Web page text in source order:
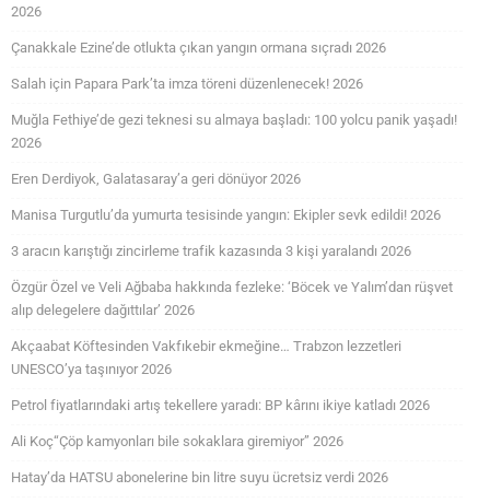
2026
Çanakkale Ezine’de otlukta çıkan yangın ormana sıçradı 2026
Salah için Papara Park’ta imza töreni düzenlenecek! 2026
Muğla Fethiye’de gezi teknesi su almaya başladı: 100 yolcu panik yaşadı!
2026
Eren Derdiyok, Galatasaray’a geri dönüyor 2026
Manisa Turgutlu’da yumurta tesisinde yangın: Ekipler sevk edildi! 2026
3 aracın karıştığı zincirleme trafik kazasında 3 kişi yaralandı 2026
Özgür Özel ve Veli Ağbaba hakkında fezleke: ‘Böcek ve Yalım’dan rüşvet
alıp delegelere dağıttılar’ 2026
Akçaabat Köftesinden Vakfıkebir ekmeğine… Trabzon lezzetleri
UNESCO’ya taşınıyor 2026
Petrol fiyatlarındaki artış tekellere yaradı: BP kârını ikiye katladı 2026
Ali Koç“Çöp kamyonları bile sokaklara giremiyor” 2026
Hatay’da HATSU abonelerine bin litre suyu ücretsiz verdi 2026